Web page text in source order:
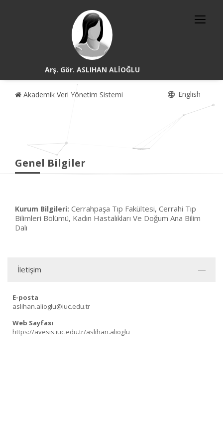
Arş. Gör. ASLIHAN ALİOĞLU
Akademik Veri Yönetim Sistemi English
Genel Bilgiler
Kurum Bilgileri: Cerrahpaşa Tıp Fakültesi, Cerrahi Tıp
Bilimleri Bölümü, Kadın Hastalıkları Ve Doğum Ana Bilim
Dalı
İletişim
E-posta
aslihan.alioglu@iuc.edu.tr
Web Sayfası
https://avesis.iuc.edu.tr/aslihan.alioglu